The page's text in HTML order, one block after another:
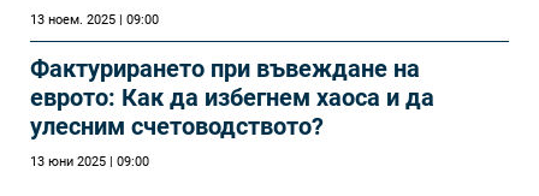
13 ноем. 2025 | 09:00
Фактурирането при въвеждане на
еврото: Как да избегнем хаоса и да
улесним счетоводството?
13 юни 2025 | 09:00